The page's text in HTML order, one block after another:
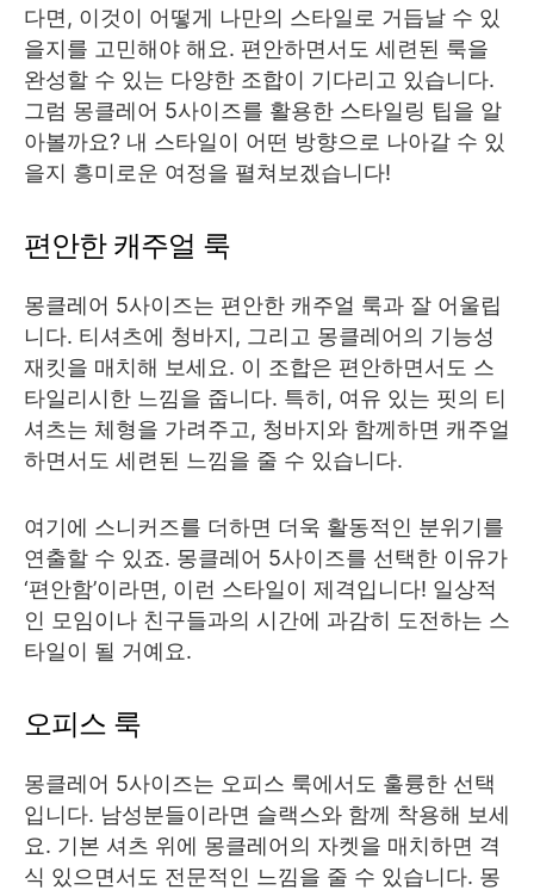
다면, 이것이 어떻게 나만의 스타일로 거듭날 수 있
을지를 고민해야 해요. 편안하면서도 세련된 룩을
완성할 수 있는 다양한 조합이 기다리고 있습니다.
그럼 몽클레어 5사이즈를 활용한 스타일링 팁을 알
아볼까요? 내 스타일이 어떤 방향으로 나아갈 수 있
을지 흥미로운 여정을 펼쳐보겠습니다!
편안한 캐주얼 룩
몽클레어 5사이즈는 편안한 캐주얼 룩과 잘 어울립
니다. 티셔츠에 청바지, 그리고 몽클레어의 기능성
재킷을 매치해 보세요. 이 조합은 편안하면서도 스
타일리시한 느낌을 줍니다. 특히, 여유 있는 핏의 티
셔츠는 체형을 가려주고, 청바지와 함께하면 캐주얼
하면서도 세련된 느낌을 줄 수 있습니다.
여기에 스니커즈를 더하면 더욱 활동적인 분위기를
연출할 수 있죠. 몽클레어 5사이즈를 선택한 이유가
‘편안함’이라면, 이런 스타일이 제격입니다! 일상적
인 모임이나 친구들과의 시간에 과감히 도전하는 스
타일이 될 거예요.
오피스 룩
몽클레어 5사이즈는 오피스 룩에서도 훌륭한 선택
입니다. 남성분들이라면 슬랙스와 함께 착용해 보세
요. 기본 셔츠 위에 몽클레어의 자켓을 매치하면 격
식 있으면서도 전문적인 느낌을 줄 수 있습니다. 몽